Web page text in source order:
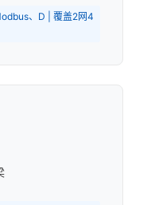
、D | 覆盖2网4